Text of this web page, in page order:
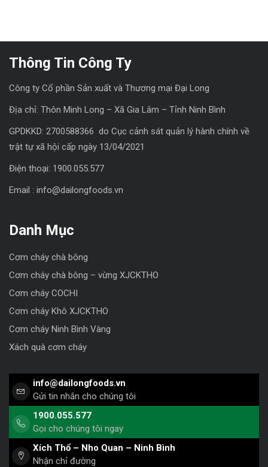
Thông Tin Công Ty
Công ty Cổ phần Sản xuất và Thương mại Đại Long
Địa chỉ: Thôn Minh Long – Xã Gia Lâm – Tỉnh Ninh Bình
GPDKKD: 2700588366 do Cục cảnh sát quản lý hành chính về
trật tự xã hội cấp ngày 13/04/2021
Điện thoại: 1900.055.577
Email : info@dailongfoods.vn
Danh Mục
Cơm cháy chà bông
Cơm cháy chà bông – vừng XJCKTHO
Cơm cháy COCHI
Cơm cháy Khô XJCKTHO
Cơm cháy Ninh Bình Vàng
Xách quà cơm cháy
info@dailongfoods.vn
Gửi tin nhắn cho chúng tôi
1900.055.577
Gọi cho chúng tôi ngay
Xích Thổ – Nho Quan – Ninh Bình
Nhận chỉ đường